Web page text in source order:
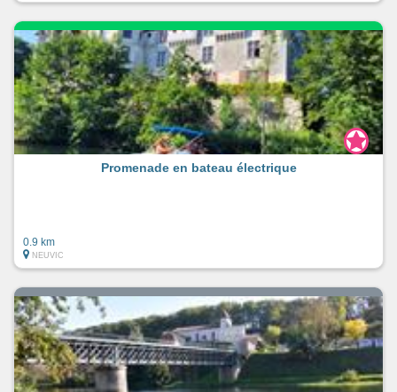
Promenade en bateau électrique
0.9 km
NEUVIC